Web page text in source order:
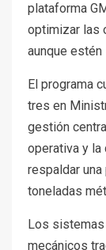
plataforma
optimizar las
aunque estén
El programa
tres en
gestión
operativa y
respaldar
toneladas
Los sistemas
mecánicos